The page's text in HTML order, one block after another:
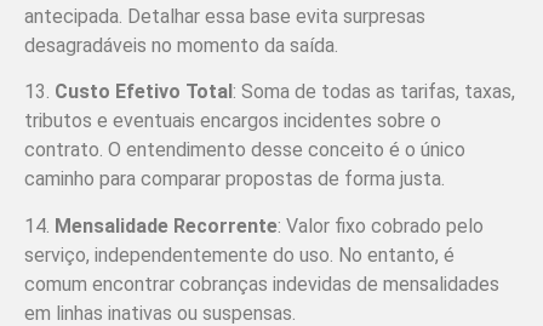
antecipada. Detalhar essa base evita surpresas
desagradáveis no momento da saída.
13. Custo Efetivo Total : Soma de todas as tarifas, taxas,
tributos e eventuais encargos incidentes sobre o
contrato. O entendimento desse conceito é o único
caminho para comparar propostas de forma justa.
14. Mensalidade Recorrente: Valor fixo cobrado pelo
serviço, independentemente do uso. No entanto, é
comum encontrar cobranças indevidas de mensalidades
em linhas inativas ou suspensas.